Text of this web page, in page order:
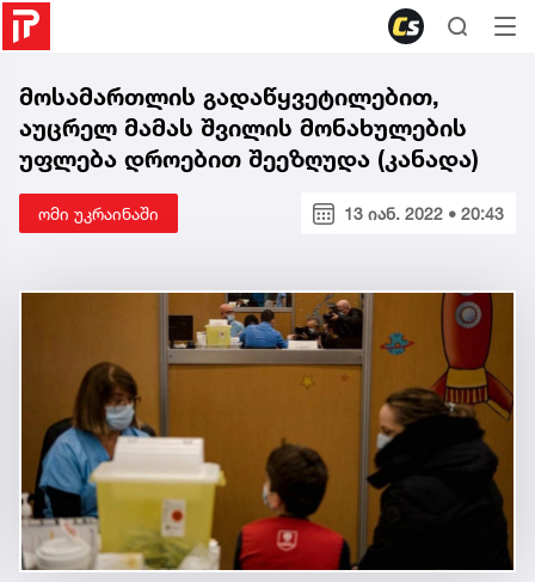
მოსამართლის გადაწყვეტილებით,
აუცრელ მამას შვილის მონახულების
უფლება დროებით შეეზღუდა (კანადა)
ომი უკრაინაში 13 იან. 2022 • 20:43